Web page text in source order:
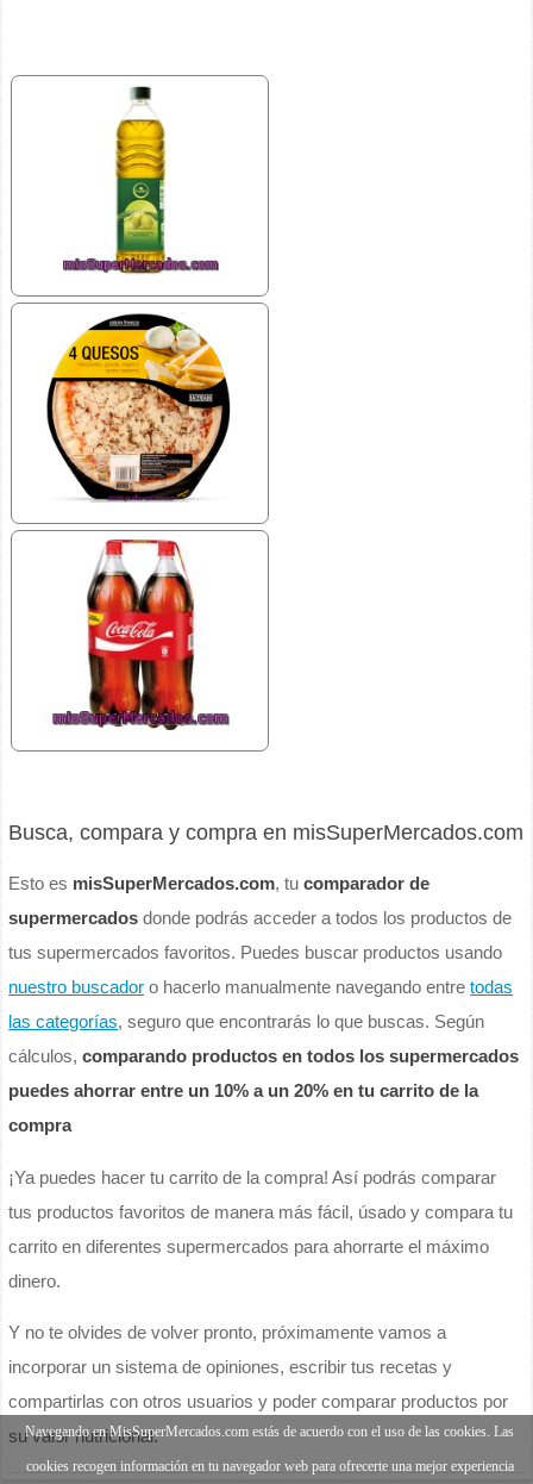
Busca, compara y compra en misSuperMercados.com
Esto es misSuperMercados.com, tucomparador de
supermercados donde podrás acceder a todos los productos de
tus supermercados favoritos. Puedes buscar productos usando
nuestro buscador o hacerlo manualmente navegando entretodas
las categorías, seguro que encontrarás lo que buscas. Según
cálculos,comparando productos en todos los supermercados
puedes ahorrar entre un 10% a un 20% en tu carrito de la
compra
¡Ya puedes hacer tu carrito de la compra! Así podrás comparar
tus productos favoritos de manera más fácil, úsado y compara tu
carrito en diferentes supermercados para ahorrarte el máximo
dinero.
Y no te olvides de volver pronto, próximamente vamos a
incorporar un sistema de opiniones, escribir tus recetas y
compartirlas con otros usuarios y poder comparar productos por
su valor nutricional.
Navegando en MisSuperMercados.com estás de acuerdo con el uso de las cookies. Las
cookies recogen información en tu navegador web para ofrecerte una mejor experiencia